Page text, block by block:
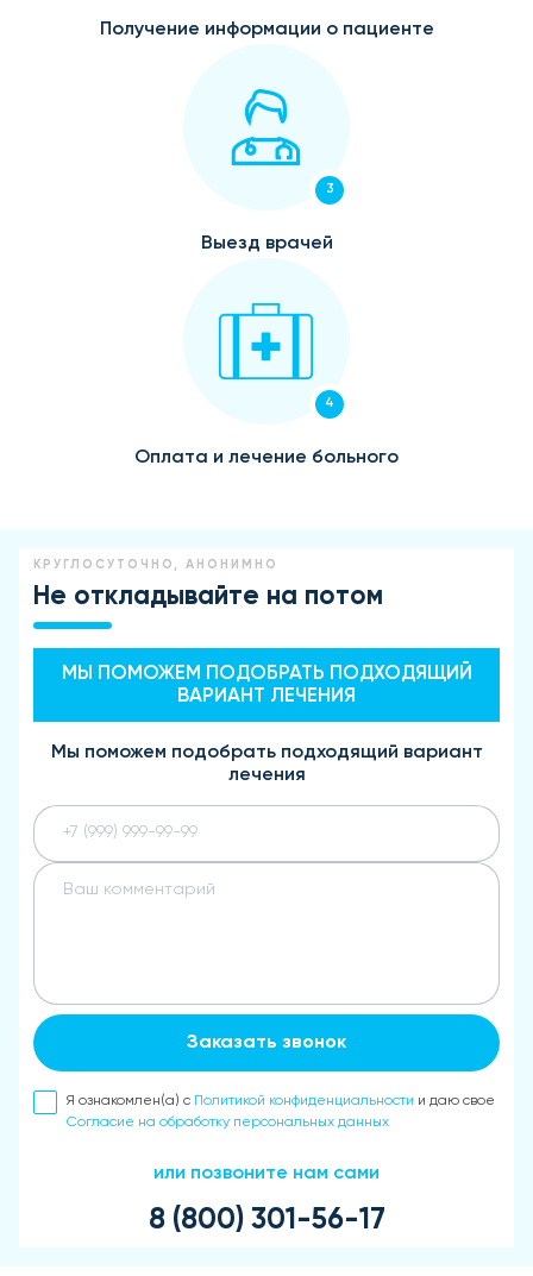
Получение информации о пациенте
3
Выезд врачей
4
Оплата и лечение больного
КРУГЛОСУТОЧНО, АНОНИМНО
Не откладывайте на потом
МЫ ПОМОЖЕМ ПОДОБРАТЬ ПОДХОДЯЩИЙ
ВАРИАНТ ЛЕЧЕНИЯ
Мы поможем подобрать подходящий вариант
лечения
Заказать звонок
Я ознакомлен(а) с Политикой конфиденциальности и даю свое
Согласие на обработку персональных данных
или позвоните нам сами
8 (800) 301-56-17